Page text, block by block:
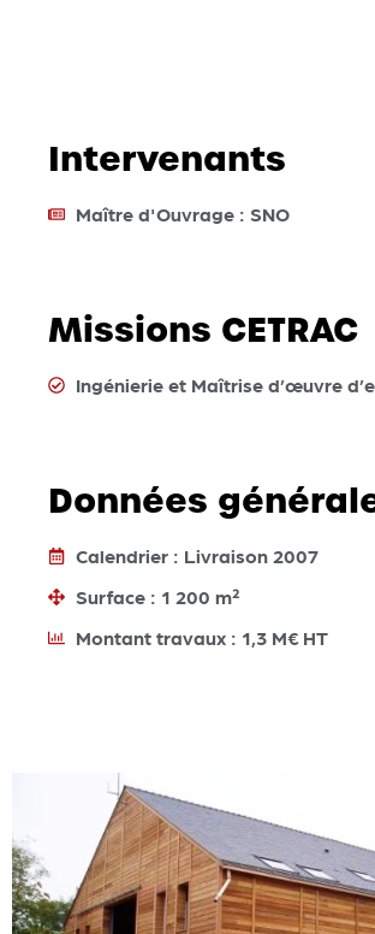
Intervenants
Maître d'Ouvrage : SNO
Missions CETRAC
Ingénierie et Maîtrise d’œuvre
Données
Calendrier : Livraison 2007
Surface : 1 200 m²
Montant travaux : 1,3 M€ HT